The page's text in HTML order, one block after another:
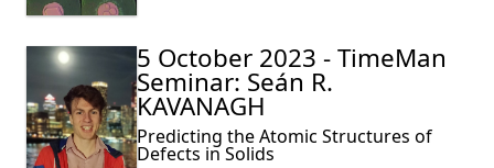
5 October 2023 - TimeMan
Seminar: Seán R.
KAVANAGH
Predicting the Atomic Structures of
Defects in Solids